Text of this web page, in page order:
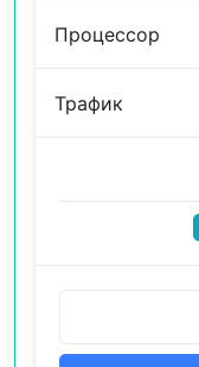
Процессор
Трафик